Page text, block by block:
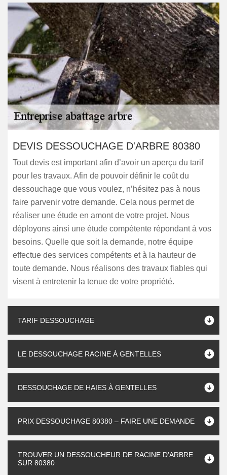
DEVIS DESSOUCHAGE D'ARBRE 80380
Tout devis est important afin d’avoir un aperçu du tarif
pour les travaux. Afin de pouvoir définir le coût du
dessouchage que vous voulez, n’hésitez pas à nous
faire parvenir votre demande. Cela nous permet de
réaliser une étude en amont de votre projet. Nous
déployons ainsi une étude compétente répondant à vos
besoins. Quelle que soit la demande, notre équipe
effectue des services compétents et à la hauteur de
toute demande. Nous réalisons des travaux fiables qui
visent à entretenir la tenue de votre propriété.
TARIF DESSOUCHAGE
LE DESSOUCHAGE RACINE À GENTELLES
DESSOUCHAGE DE HAIES À GENTELLES
PRIX DESSOUCHAGE 80380 – FAIRE UNE DEMANDE
TROUVER UN DESSOUCHEUR DE RACINE D’ARBRE
SUR 80380